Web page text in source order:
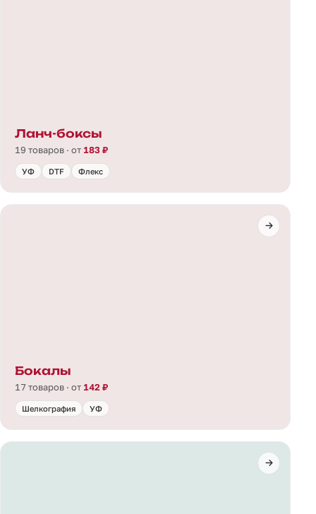
Ланч-боксы
19 товаров · от 183 ₽
УФ DTF Флекс
Бокалы
17 товаров · от 142 ₽
Шелкография УФ